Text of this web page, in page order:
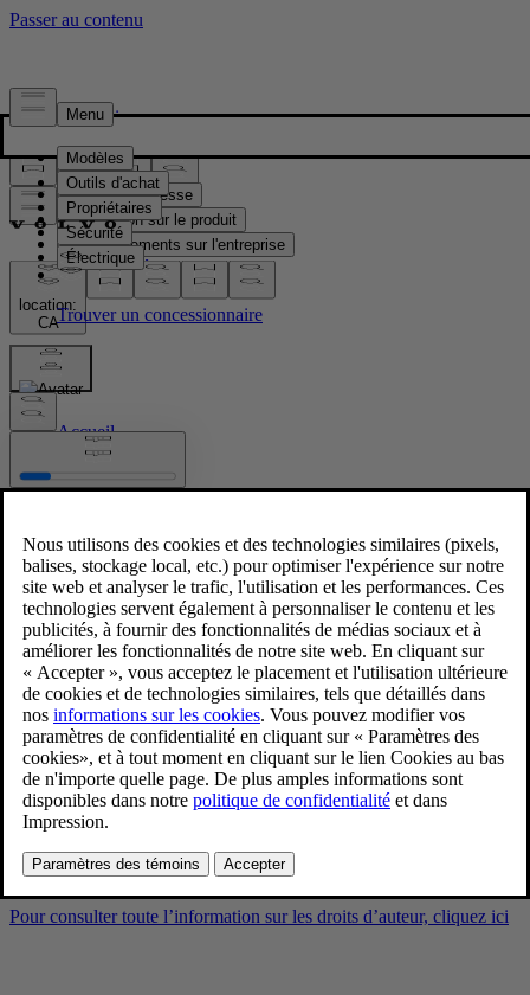
Presse & Médias
Matériel de presse
Information sur le produit
Renseignements sur l'entreprise
Contacts médias
location:
CA
Images
Accueil
Volvo XC90 Black Edition
exterior
9/2/2025
Favoris
Partager
Télécharger
Volvo XC90 Black Edition exterior
Pour consulter toute l’information sur les droits d’auteur, cliquez ici